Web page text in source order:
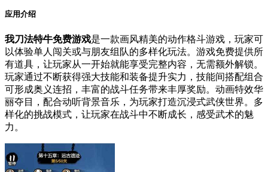
应用介绍
我刀法特牛免费游戏是一款画风精美的动作格斗游戏，玩家可
以体验单人闯关或与朋友组队的多样化玩法。游戏免费提供所
有道具，让玩家从一开始就能享受完整内容，无需额外解锁。
玩家通过不断获得强大技能和装备提升实力，技能间搭配组合
可形成奥义连招，丰富的战斗任务带来丰厚奖励。动画特效华
丽夺目，配合动听背景音乐，为玩家打造沉浸式武侠世界。多
样化的挑战模式，让玩家在战斗中不断成长，感受武术的魅
力。